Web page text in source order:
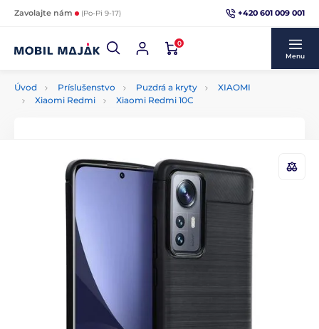
Zavolajte nám (Po-Pi 9-17) +420 601 009 001
0
Menu
Úvod Príslušenstvo Puzdrá a kryty
XIAOMI
Xiaomi Redmi
Xiaomi Redmi 10C